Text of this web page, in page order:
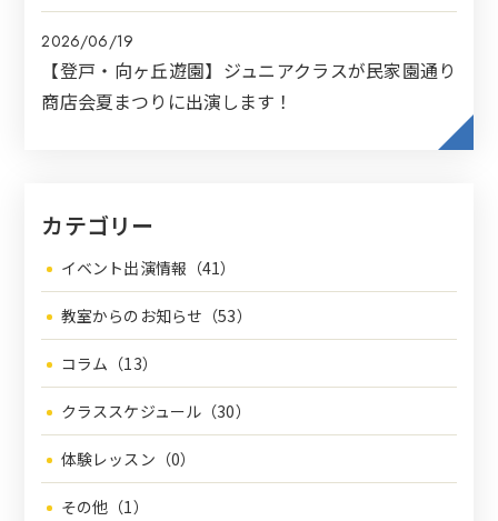
2026/06/19
【登戸・向ヶ丘遊園】ジュニアクラスが民家園通り
商店会夏まつりに出演します！
カテゴリー
イベント出演情報（41）
教室からのお知らせ（53）
コラム（13）
クラススケジュール（30）
体験レッスン（0）
その他（1）